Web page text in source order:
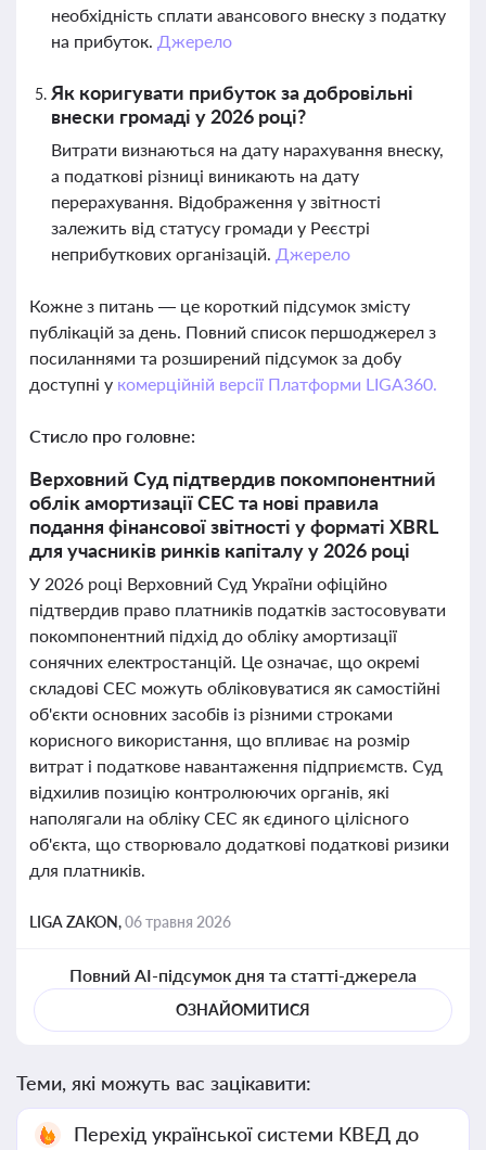
необхідність сплати авансового внеску з податку
на прибуток. Джерело
Як коригувати прибуток за добровільні
внески громаді у 2026 році?
Витрати визнаються на дату нарахування внеску,
а податкові різниці виникають на дату
перерахування. Відображення у звітності
залежить від статусу громади у Реєстрі
неприбуткових організацій. Джерело
Кожне з питань — це короткий підсумок змісту
публікацій за день. Повний список першоджерел з
посиланнями та розширений підсумок за добу
доступні у комерційній версії Платформи LIGA360.
Стисло про головне:
Верховний Суд підтвердив покомпонентний
облік амортизації СЕС та нові правила
подання фінансової звітності у форматі XBRL
для учасників ринків капіталу у 2026 році
У 2026 році Верховний Суд України офіційно
підтвердив право платників податків застосовувати
покомпонентний підхід до обліку амортизації
сонячних електростанцій. Це означає, що окремі
складові СЕС можуть обліковуватися як самостійні
об'єкти основних засобів із різними строками
корисного використання, що впливає на розмір
витрат і податкове навантаження підприємств. Суд
відхилив позицію контролюючих органів, які
наполягали на обліку СЕС як єдиного цілісного
об'єкта, що створювало додаткові податкові ризики
для платників.
LIGA ZAKON,06 травня 2026
Повний AI-підсумок дня та статті-джерела
ОЗНАЙОМИТИСЯ
Теми, які можуть вас зацікавити:
Перехід української системи КВЕД до